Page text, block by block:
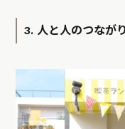
3. 人と人のつなが